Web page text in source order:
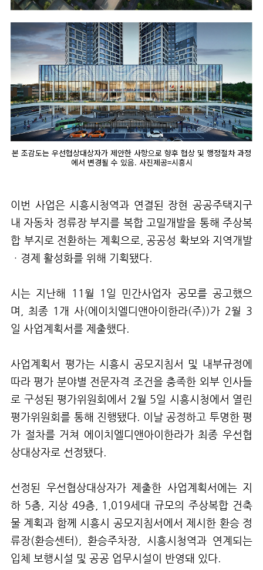
본 조감도는 우선협상대상자가 제안한 사항으로 향후 협상 및 행정절차 과정
에서 변경될 수 있음. 사진제공=시흥시
이번 사업은 시흥시청역과 연결된 장현 공공주택지구
내 자동차 정류장 부지를 복합 고밀개발을 통해 주상복
합 부지로 전환하는 계획으로, 공공성 확보와 지역개발
ㆍ경제 활성화를 위해 기획됐다.
시는 지난해 11 월 1 일 민간사업자 공모를 공고했으
며
최종 1 개 사(에이치엘디앤아이한라(주))가 2월 3
일 사업계획서를 제출했다.
사업계획서 평가는 시흥시 공모지침서 및 내부규정에
따라 평가 분야별 전문자격 조건을 충족한 외부 인사들
로 구성된 평가위원회에서 2월 5일 시흥시청에서 열린
평가위원회를 통해 진행됐다. 이날 공정하고 투명한 평
가 절차를 거쳐 에이치엘디앤아이한라가 최종 우선협
상대상자로 선정됐다.
선정된 우선협상대상자가 제출한 사업계획서에는 지
하 5층, 지상 49층, 1,019세대 규모의 주상복합 건축
물 계획과 함께 시흥시 공모지침서에서 제시한 환승 정
류장(환승센터 ) ,환승주차장
시흥시청역과 연계되는
입체 보행시설 및 공공 업무시설이 반영돼 있다.